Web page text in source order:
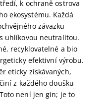
k ochraně ostrova
ekosystému. Každá
závazku
uhlíkovou neutralitou.
recyklovatelné a bio
efektivní výrobu.
eticky získávaných,
z každého doušku
není jen gin; je to